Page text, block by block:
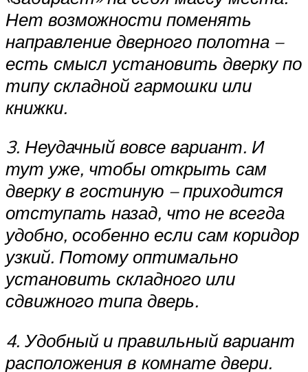
Нет возможности поменять
направление дверного полотна –
есть смысл установить дверку по
типу складной гармошки или
книжки.
3. Неудачный вовсе вариант. И
тут уже, чтобы открыть сам
дверку в гостиную – приходится
отступать назад, что не всегда
удобно, особенно если сам коридор
узкий. Потому оптимально
установить складного или
сдвижного типа дверь.
4. Удобный и правильный вариант
расположения в комнате двери.